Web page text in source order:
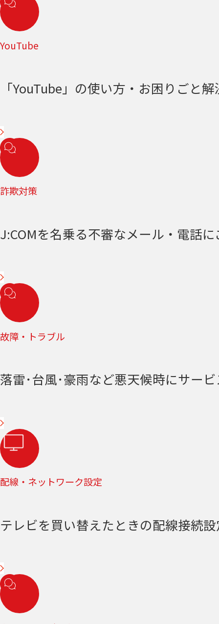
YouTube
「YouTube」の使い方・お困りごと
詐欺対策
J:COMを名乗る不審なメール・電話
故障・トラブル
落雷･台風･豪雨など悪天候時にサー
配線・ネットワーク設定
テレビを買い替えたときの配線接続